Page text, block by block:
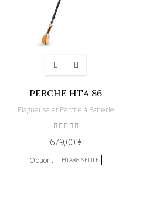
PERCHE HTA 86
Elagueuse et Perche à Batterie
679,00 €
Option HTA86 SEULE